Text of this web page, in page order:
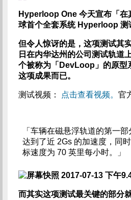
Hyperloop One 今天宣布「在
球首个全套系统 Hyperloop 测
但令人惊讶的是，这项测试其
日在内华达州的公司测试轨道
个被称为「DevLoop」的原型
这项成果而已。
测试视频： 点击查看视频。 官
「车辆在磁悬浮轨道的第一
达到了近 2Gs 的加速度，同
标速度为 70 英里每小时。」
而其实这项测试最关键的部分